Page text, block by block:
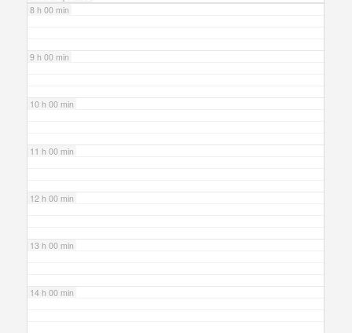
8 h 00 min
9 h 00 min
10 h 00 min
11 h 00 min
12 h 00 min
13 h 00 min
14 h 00 min